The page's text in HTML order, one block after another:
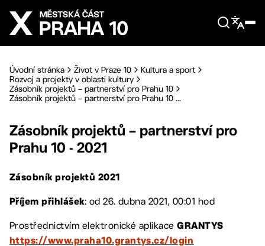
Přejít na hlavní obsah
Úvodní stránka Život v Praze 10
Kultura a sport
Rozvoj a projekty v oblasti kultury
Zásobník projektů – partnerství pro Prahu 10
Zásobník projektů – partnerství pro Prahu 10 ...
Zásobník projektů – partnerství pro
Prahu 10 - 2021
Zásobník projektů 2021
Příjem přihlášek: od 26. dubna 2021, 00:01 hod
Prostřednictvím elektronické aplikaceGRANTYS
https://www.praha10.grantys.cz/login